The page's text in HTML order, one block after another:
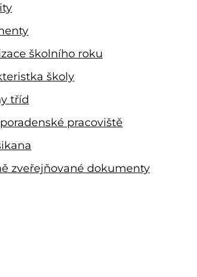
školního roku
školy
tříd
pracoviště
zveřejňované dokumenty